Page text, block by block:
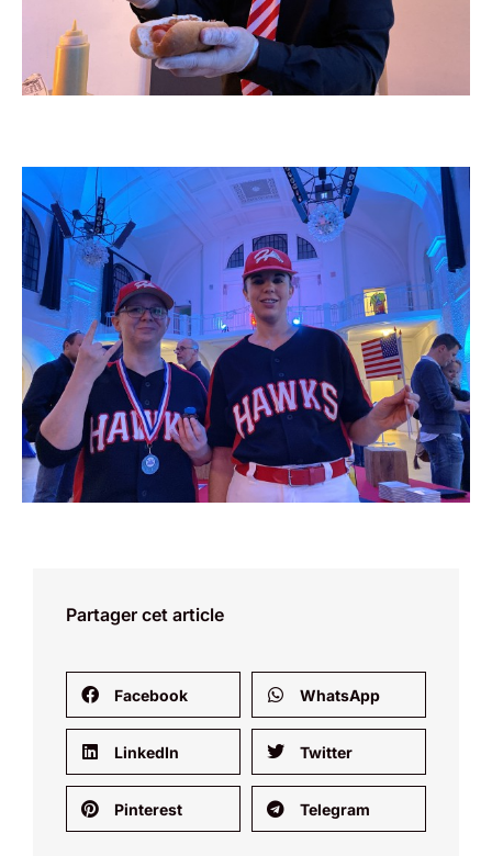
Partager cet article
Facebook WhatsApp
LinkedIn Twitter
Pinterest Telegram